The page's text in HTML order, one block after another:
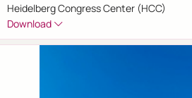
Heidelberg Congress Center (HCC)
Download